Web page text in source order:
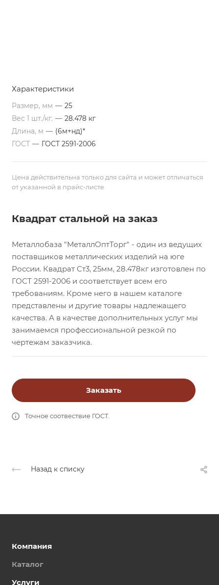
Характеристики
Размер, мм — 25
Вес 1 шт./кг. — 28.478 кг
Длина, м — (6м+нд)*
ГОСТ — ГОСТ 2591-2006
Цена действительна только для сайта и может отличаться
от указанной в прайс-листе
Квадрат стальной на заказ
Металлобаза "МеталлОптТорг" - один из ведущих
поставщиков металлических изделий на юге
России. Квадрат Ст3, 25мм, 28.478кг изготовлен по
ГОСТ 2591-2006 и соответствует всем его
требованиям. Кроме него в нашем каталоге
представлены и другие товары надлежащего
качества. А в качестве дополнительных услуг мы
занимаемся профессиональной резкой по
чертежам заказчика.
Заказать
Точное соотвествие ГОСТ.
Назад к списку
Компания
Каталог
Услуги